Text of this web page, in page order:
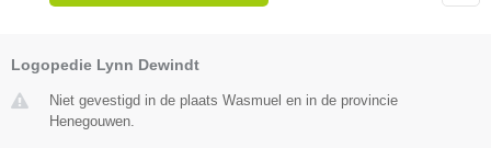
Logopedie Lynn Dewindt
Niet gevestigd in de plaats Wasmuel en in de provincie
Henegouwen.